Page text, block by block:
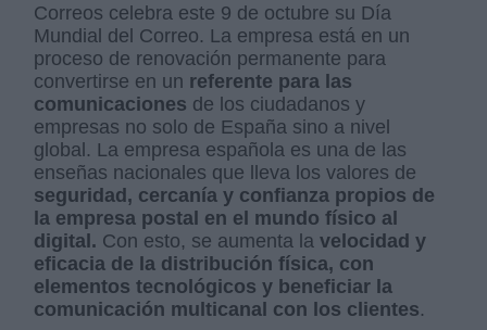
Correos celebra este 9 de octubre su Día
Mundial del Correo. La empresa está en un
proceso de renovación permanente para
convertirse en un referente para las
comunicaciones de los ciudadanos y
empresas no solo de España sino a nivel
global. La empresa española es una de las
enseñas nacionales que lleva los valores de
seguridad, cercanía y confianza propios de
la empresa postal en el mundo físico al
digital. Con esto, se aumenta lavelocidad y
eficacia de la distribución física, con
elementos tecnológicos y beneficiar la
comunicación multicanal con los clientes.